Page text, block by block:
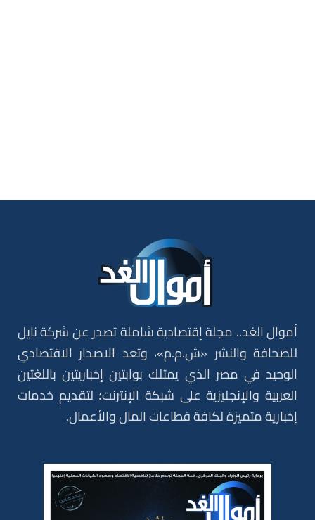
أموال الغد.. مجلة إقتصادية شاملة تصدر عن شركة نايل
للصحافة والنشر «ش.م.م»، وتعد الاصدار الاقتصادي
الوحيد في مصر الذي يمتلك بوابتين إخباريتين باللغتين
العربية والإنجليزية على شبكة الإنترنت؛ لتقديم خدمات
إخبارية متميزة لكافة قطاعات المال والأعمال.